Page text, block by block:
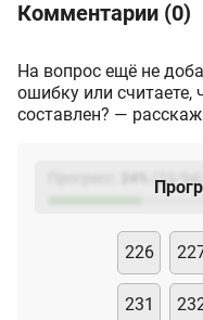
Комментарии (0)
На вопрос ещё не
ошибку или считаете,
составлен? —
(23
226
231